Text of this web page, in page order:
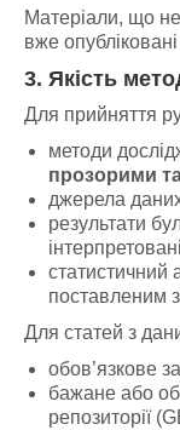
Матеріали, що
вже
3. Якість
Для прийняття
методи
прозорими
джерела
результати
інтерпретовані
статистичний
поставленим
Для статей з
обов’язкове
бажане або
репозиторії